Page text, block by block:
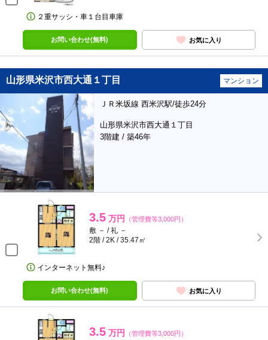
２重サッシ・車１台目車庫
お問い合わせ(無料) お気に入り
山形県米沢市西大通１丁目 マンション
ＪＲ米坂線 西米沢駅/徒歩24分
山形県米沢市西大通１丁目
3階建 / 築46年
3.5 万円 （管理費等3,000円）
敷 － / 礼 －
2階 / 2K / 35.47㎡
インターネット無料♪
お問い合わせ(無料) お気に入り
3.5 万円 （管理費等3,000円）